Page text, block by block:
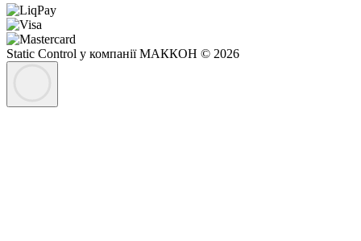
Static Control у компанії МАККОН © 2026